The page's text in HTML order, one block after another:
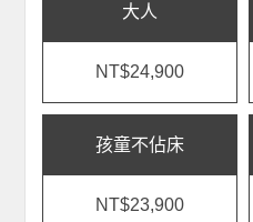
大人
NT$24,900
孩童不佔床
NT$23,900